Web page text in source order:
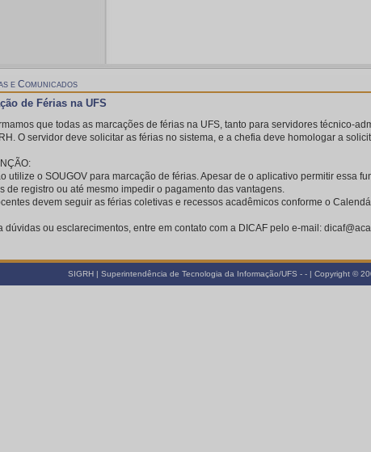
e Comunicados
de Férias na UFS
que todas as marcações de férias na UFS, tanto para servidores técnico-
O servidor deve solicitar as férias no sistema, e a chefia deve homologar a
utilize o SOUGOV para marcação de férias. Apesar de o aplicativo permitir essa
de registro ou até mesmo impedir o pagamento das vantagens.
devem seguir as férias coletivas e recessos acadêmicos conforme o
dúvidas ou esclarecimentos, entre em contato com a DICAF pelo e-mail:
SIGRH | Superintendência de Tecnologia da Informação/UFS - - | Copyright ©